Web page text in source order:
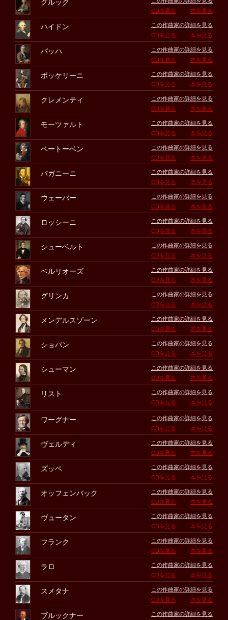
グルック
CDを見る
本を見る
ハイドン
この作曲家の詳細を見る
CDを見る
本を見る
バッハ
この作曲家の詳細を見る
CDを見る
本を見る
ボッケリーニ
この作曲家の詳細を見る
CDを見る
本を見る
クレメンティ
この作曲家の詳細を見る
CDを見る
本を見る
モーツァルト
この作曲家の詳細を見る
CDを見る
本を見る
ベートーベン
この作曲家の詳細を見る
CDを見る
本を見る
パガニーニ
この作曲家の詳細を見る
CDを見る
本を見る
ウェーバー
この作曲家の詳細を見る
CDを見る
本を見る
ロッシーニ
この作曲家の詳細を見る
CDを見る
本を見る
シューベルト
この作曲家の詳細を見る
CDを見る
本を見る
ベルリオーズ
この作曲家の詳細を見る
CDを見る
本を見る
グリンカ
この作曲家の詳細を見る
CDを見る
本を見る
メンデルスゾーン
この作曲家の詳細を見る
CDを見る
本を見る
ショパン
この作曲家の詳細を見る
CDを見る
本を見る
シューマン
この作曲家の詳細を見る
CDを見る
本を見る
リスト
この作曲家の詳細を見る
CDを見る
本を見る
ワーグナー
この作曲家の詳細を見る
CDを見る
本を見る
ヴェルディ
この作曲家の詳細を見る
CDを見る
本を見る
ズッペ
この作曲家の詳細を見る
CDを見る
本を見る
オッフェンバック
この作曲家の詳細を見る
CDを見る
本を見る
ヴュータン
この作曲家の詳細を見る
CDを見る
本を見る
フランク
この作曲家の詳細を見る
CDを見る
本を見る
ラロ
この作曲家の詳細を見る
CDを見る
本を見る
スメタナ
この作曲家の詳細を見る
CDを見る
本を見る
ブルックナー
この作曲家の詳細を見る